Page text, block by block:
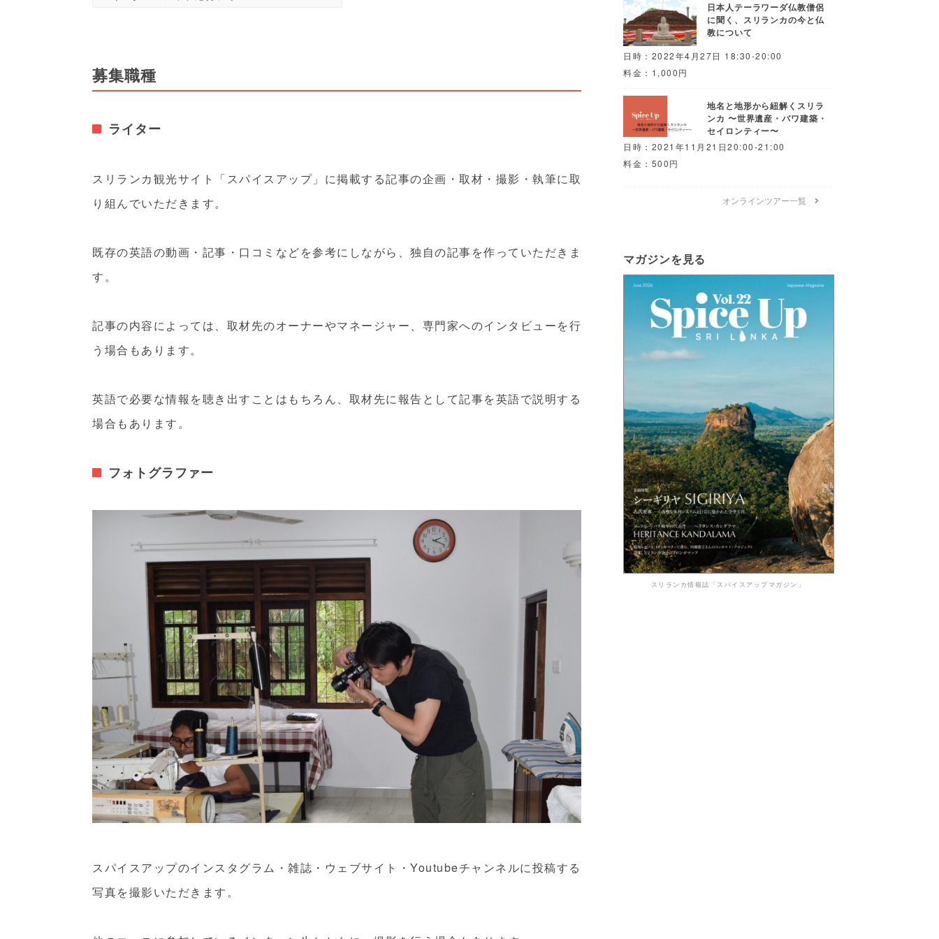
募集職種
ライター
スリランカ観光サイト「スパイスアップ」に掲載する記事の企画・取材・撮影・執筆に取
り組んでいただきます。
既存の英語の動画・記事・口コミなどを参考にしながら、独自の記事を作っていただきま
す。
記事の内容によっては、取材先のオーナーやマネージャー、専門家へのインタビューを行
う場合もあります。
英語で必要な情報を聴き出すことはもちろん、取材先に報告として記事を英語で説明する
場合もあります。
フォトグラファー
スパイスアップのインスタグラム・雑誌・ウェブサイト・Youtubeチャンネルに投稿する
写真を撮影いただきます。
日本人テーラワーダ仏教僧侶
に聞く、スリランカの今と仏
教について
日時：2022年4月27日 18:30-20:00
料金：1,000円
地名と地形から紐解くスリラ
ンカ 〜世界遺産・バワ建築・
セイロンティー〜
日時：2021年11月21日20:00-21:00
料金：500円
オンラインツアー一覧
マガジンを見る
スリランカ情報誌「スパイスアップマガジン」